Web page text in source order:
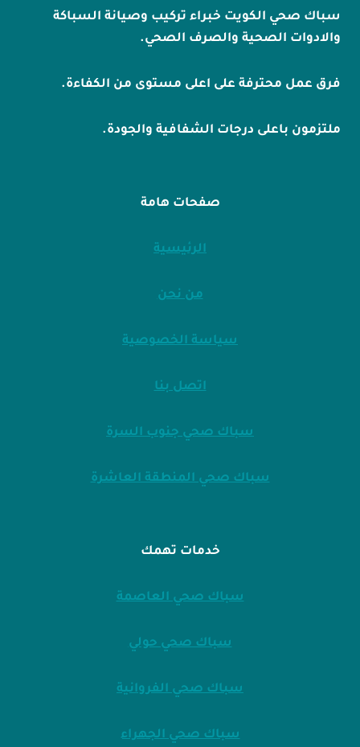
سباك صحي الكويت خبراء تركيب وصيانة السباكة
والادوات الصحية والصرف الصحي.
فرق عمل محترفة على اعلى مستوى من الكفاءة.
ملتزمون باعلى درجات الشفافية والجودة.
صفحات هامة
الرئيسية
من نحن
سياسة الخصوصية
اتصل بنا
سباك صحي جنوب السرة
سباك صحي المنطقة العاشرة
خدمات تهمك
سباك صحي العاصمة
سباك صحي حولي
سباك صحي الفروانية
سباك صحي الجهراء